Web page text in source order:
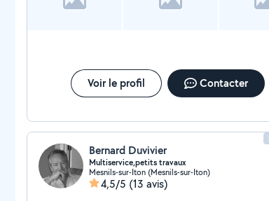
Voir le profil Contacter
Bernard Duvivier
Multiservice,petits travaux
Mesnils-sur-Iton (Mesnils-sur-Iton)
4,5/5 (13 avis)